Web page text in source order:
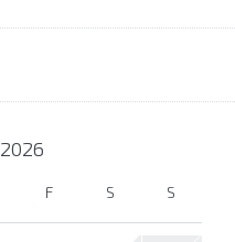
2026
F S S